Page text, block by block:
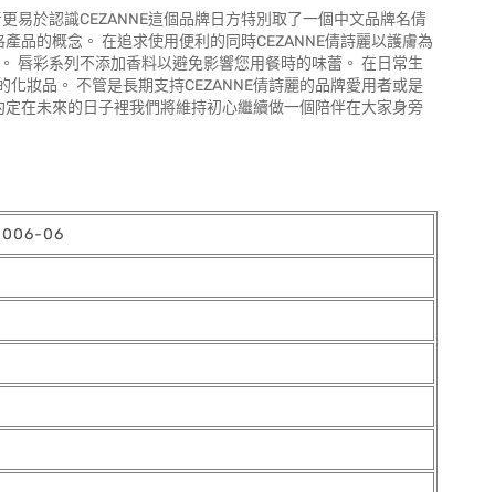
易於認識CEZANNE這個品牌日方特別取了一個中文品牌名倩
品的概念。 在追求使用便利的同時CEZANNE倩詩麗以護膚為
唇彩系列不添加香料以避免影響您用餐時的味蕾。 在日常生
妝品。 不管是長期支持CEZANNE倩詩麗的品牌愛用者或是
在未來的日子裡我們將維持初心繼續做一個陪伴在大家身旁
006-06